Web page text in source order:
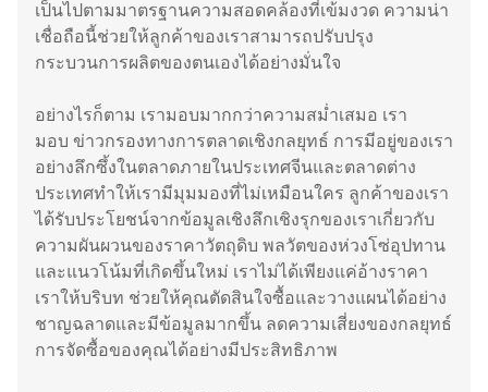
เป็นไปตามมาตรฐานความสอดคล้องที่เข้มงวด ความน่า
เชื่อถือนี้ช่วยให้ลูกค้าของเราสามารถปรับปรุง
กระบวนการผลิตของตนเองได้อย่างมั่นใจ
อย่างไรก็ตาม เรามอบมากกว่าความสม่ำเสมอ เรา
มอบ ข่าวกรองทางการตลาดเชิงกลยุทธ์ การมีอยู่ของเรา
อย่างลึกซึ้งในตลาดภายในประเทศจีนและตลาดต่าง
ประเทศทำให้เรามีมุมมองที่ไม่เหมือนใคร ลูกค้าของเรา
ได้รับประโยชน์จากข้อมูลเชิงลึกเชิงรุกของเราเกี่ยวกับ
ความผันผวนของราคาวัตถุดิบ พลวัตของห่วงโซ่อุปทาน
และแนวโน้มที่เกิดขึ้นใหม่ เราไม่ได้เพียงแค่อ้างราคา
เราให้บริบท ช่วยให้คุณตัดสินใจซื้อและวางแผนได้อย่าง
ชาญฉลาดและมีข้อมูลมากขึ้น ลดความเสี่ยงของกลยุทธ์
การจัดซื้อของคุณได้อย่างมีประสิทธิภาพ